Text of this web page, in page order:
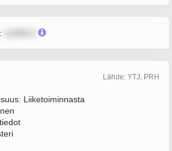
:
Lähde: YTJ, PRH
Liiketoiminnasta